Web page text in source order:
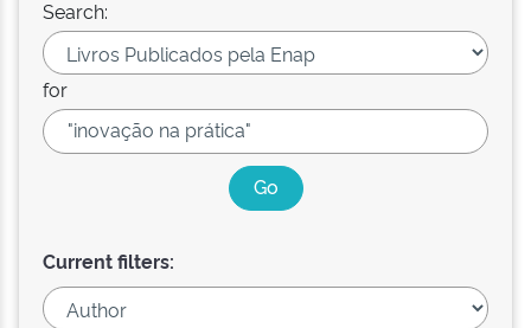
Search:
for
Current filters: